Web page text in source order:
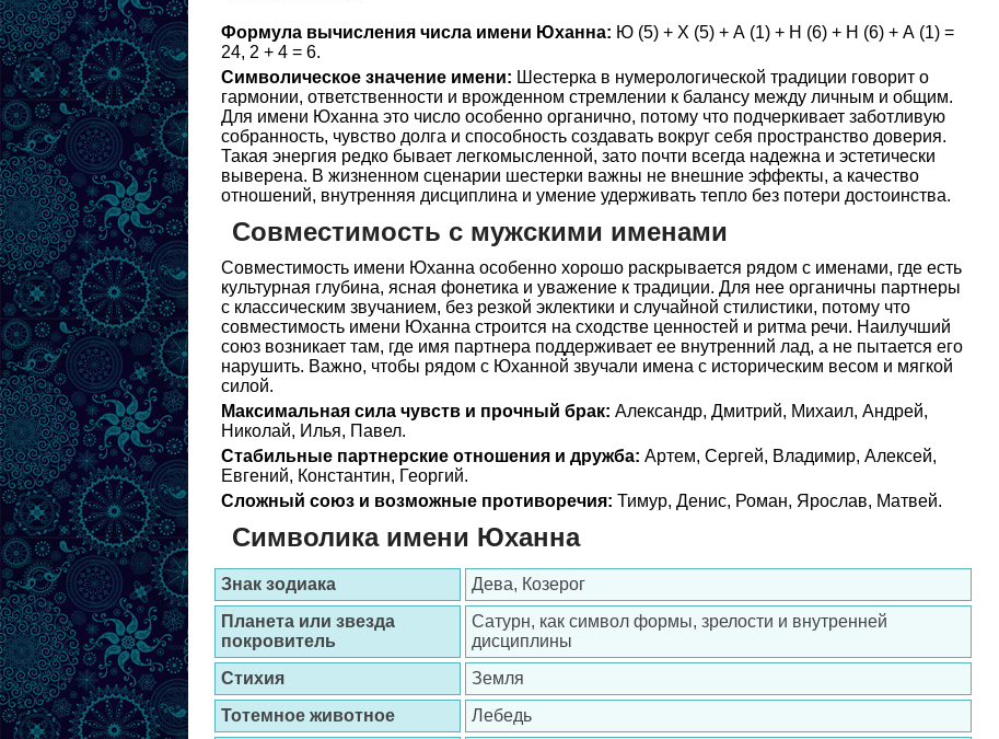
Формула вычисления числа имени Юханна: Ю (5) + Х (5) + А (1) + Н (6) + Н (6) + А (1) =
24, 2 + 4 = 6.
Символическое значение имени: Шестерка в нумерологической традиции говорит о
гармонии, ответственности и врожденном стремлении к балансу между личным и общим.
Для имени Юханна это число особенно органично, потому что подчеркивает заботливую
собранность, чувство долга и способность создавать вокруг себя пространство доверия.
Такая энергия редко бывает легкомысленной, зато почти всегда надежна и эстетически
выверена. В жизненном сценарии шестерки важны не внешние эффекты, а качество
отношений, внутренняя дисциплина и умение удерживать тепло без потери достоинства.
Совместимость с мужскими именами
Совместимость имени Юханна особенно хорошо раскрывается рядом с именами, где есть
культурная глубина, ясная фонетика и уважение к традиции. Для нее органичны партнеры
с классическим звучанием, без резкой эклектики и случайной стилистики, потому что
совместимость имени Юханна строится на сходстве ценностей и ритма речи. Наилучший
союз возникает там, где имя партнера поддерживает ее внутренний лад, а не пытается его
нарушить. Важно, чтобы рядом с Юханной звучали имена с историческим весом и мягкой
силой.
Максимальная сила чувств и прочный брак: Александр, Дмитрий, Михаил, Андрей,
Николай, Илья, Павел.
Стабильные партнерские отношения и дружба: Артем, Сергей, Владимир, Алексей,
Евгений, Константин, Георгий.
Сложный союз и возможные противоречия: Тимур, Денис, Роман, Ярослав, Матвей.
Символика имени Юханна
Знак зодиака
Дева, Козерог
Планета или звезда
покровитель
Сатурн, как символ формы, зрелости и внутренней
дисциплины
Стихия
Земля
Тотемное животное
Лебедь